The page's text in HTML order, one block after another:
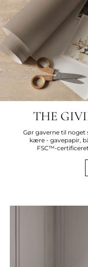
THE
Gør gaverne til
kære - gavepapir,
FSC™-